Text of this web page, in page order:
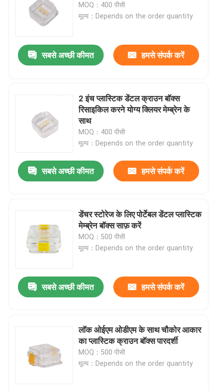
MOQ：400 पीसी
मूल्य：Depends on the order quantity
सबसे अच्छी कीमत हमसे संपर्क करें
2 इंच प्लास्टिक डेंटल क्राउन बॉक्स
रिसाइकिल करने योग्य क्लियर मेम्ब्रेन के
साथ
MOQ：400 पीसी
मूल्य：Depends on the order quantity
सबसे अच्छी कीमत हमसे संपर्क करें
डेंचर स्टोरेज के लिए पोर्टेबल डेंटल प्लास्टिक
मेम्ब्रेन बॉक्स साफ़ करें
MOQ：500 पीसी
मूल्य：Depends on the order quantity
सबसे अच्छी कीमत हमसे संपर्क करें
लॉक ओईएम ओडीएम के साथ चौकोर आकार
का प्लास्टिक क्राउन बॉक्स पारदर्शी
MOQ：500 पीसी
मूल्य：Depends on the order quantity